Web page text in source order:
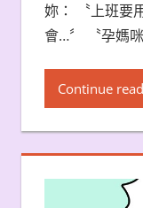
妳： 〝上班要
會…〞 〝孕媽
Continue